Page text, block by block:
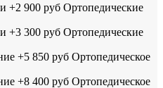
Ортопедические
Ортопедические
Ортопедическое
Ортопедическое